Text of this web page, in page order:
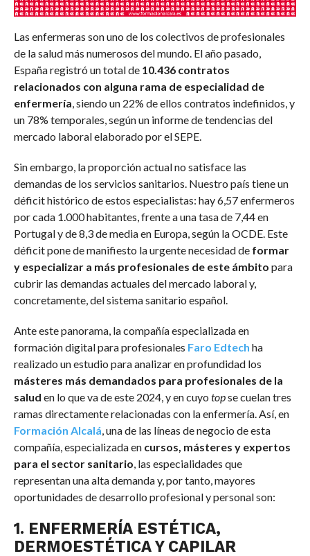
Las enfermeras son uno de los colectivos de profesionales
de la salud más numerosos del mundo. El año pasado,
España registró un total de 10.436 contratos
relacionados con alguna rama de especialidad de
enfermería , siendo un 22% de ellos contratos indefinidos, y
un 78% temporales, según un informe de tendencias del
mercado laboral elaborado por el SEPE.
Sin embargo, la proporción actual no satisface las
demandas de los servicios sanitarios. Nuestro país tiene un
déficit histórico de estos especialistas: hay 6,57 enfermeros
por cada 1.000 habitantes, frente a una tasa de 7,44 en
Portugal y de 8,3 de media en Europa, según la OCDE. Este
déficit pone de manifiesto la urgente necesidad de formar
y especializar a más profesionales de este ámbito para
cubrir las demandas actuales del mercado laboral y,
concretamente, del sistema sanitario español.
Ante este panorama, la compañía especializada en
formación digital para profesionales Faro Edtech ha
realizado un estudio para analizar en profundidad los
másteres más demandados para profesionales de la
salud en lo que va de este 2024, y en cuyo topse cuelan tres
ramas directamente relacionadas con la enfermería. Así, en
Formación Alcalá , una de las líneas de negocio de esta
compañía, especializada en cursos, másteres y expertos
para el sector sanitario , las especialidades que
representan una alta demanda y, por tanto, mayores
oportunidades de desarrollo profesional y personal son:
1. ENFERMERÍA ESTÉTICA,
DERMOESTÉTICA Y CAPILAR